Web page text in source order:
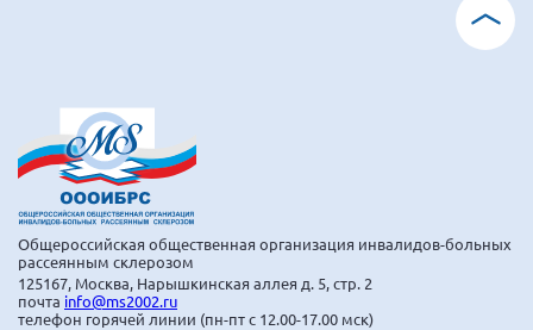
Краснодарский край
Красноярский край
Липецкая область
Ленинградская область
г. Москва
Московская область
Общероссийская общественная организация инвалидов-больных
рассеянным склерозом
125167, Москва, Нарышкинская аллея д. 5, стр. 2
почта info@ms2002.ru
телефон горячей линии (пн-пт с 12.00-17.00 мск)